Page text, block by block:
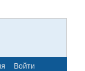
Войти